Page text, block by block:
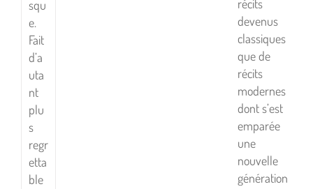
squ
e.
Fait
d’a
uta
nt
plu
s
regr
etta
ble
récits
devenus
classiques
que de
récits
modernes
dont s’est
emparée
une
nouvelle
génération